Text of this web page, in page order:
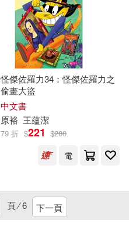
怪傑佐羅力34：怪傑佐羅力之
偷畫大盜
中文書
原裕 王蘊潔
79 折 $221 $280
電
頁 ⁄6 下一頁